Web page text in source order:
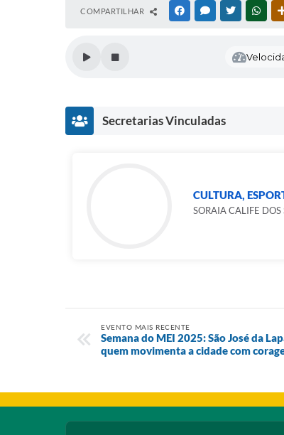
COMPARTILHAR FACEBOOKMESSENGER
TWITTER
Secretarias Vinculadas
CULTURA,
SORAIA CALIFE DOS
EVENTO MAIS RECENTE
Semana do MEI 2025: São José da
quem movimenta a cidade com